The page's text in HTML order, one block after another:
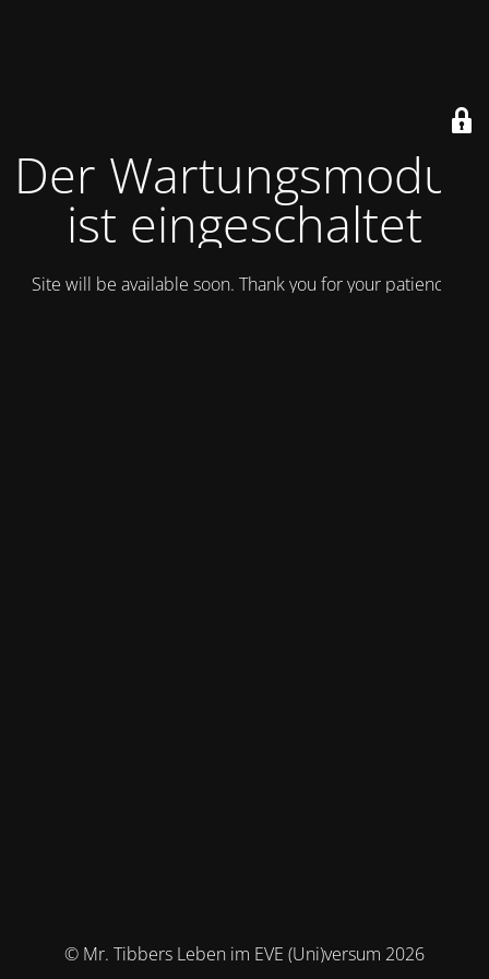
Der Wartungsmodus
ist eingeschaltet
Site will be available soon. Thank you for your patience!
© Mr. Tibbers Leben im EVE (Uni)versum 2026